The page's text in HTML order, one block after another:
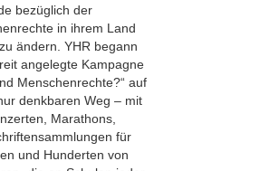
bezüglich der
in ihrem Land
ändern. YHR begann
angelegte Kampagne
Menschenrechte?“ auf
denkbaren Weg – mit
Marathons,
für
und Hunderten von